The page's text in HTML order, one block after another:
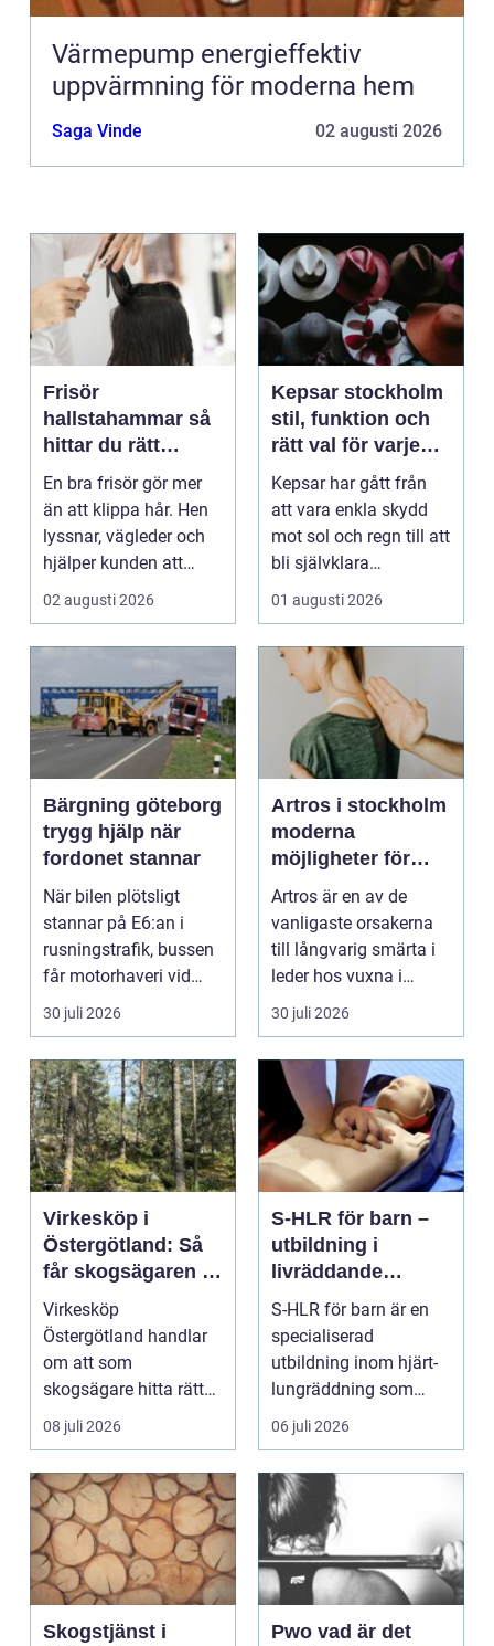
Värmepump energieffektiv
uppvärmning för moderna hem
Saga Vinde 02 augusti 2026
Frisör
hallstahammar så
hittar du rätt
salong för stil,
kvalitet och känsla
En bra frisör gör mer
än att klippa hår. Hen
lyssnar, vägleder och
hjälper kunden att
känna sig tryg...
02 augusti 2026
Kepsar stockholm
stil, funktion och
rätt val för varje
huvud
Kepsar har gått från
att vara enkla skydd
mot sol och regn till att
bli självklara
modeplagg i stors...
01 augusti 2026
Bärgning göteborg
trygg hjälp när
fordonet stannar
När bilen plötsligt
stannar på E6:an i
rusningstrafik, bussen
får motorhaveri vid
hållplatsen eller ...
30 juli 2026
Artros i stockholm
moderna
möjligheter för
mindre smärta och
mer rörelse
Artros är en av de
vanligaste orsakerna
till långvarig smärta i
leder hos vuxna i
Sverige. Många i S...
30 juli 2026
Virkesköp i
Östergötland: Så
får skogsägaren ut
mer av sin skog
Virkesköp
Östergötland handlar
om att som
skogsägare hitta rätt
köpare...
08 juli 2026
S-HLR för barn –
utbildning i
livräddande
insatser för
sjukvårdspersonal
S-HLR för barn är en
specialiserad
utbildning inom hjärt-
lungräddning som
riktar...
06 juli 2026
Skogstjänst i
Pwo vad är det